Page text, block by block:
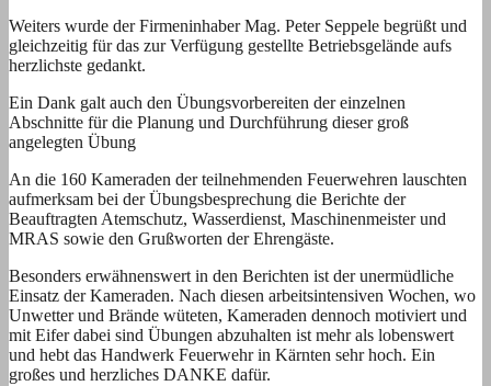
Weiters wurde der Firmeninhaber Mag. Peter Seppele begrüßt und
gleichzeitig für das zur Verfügung gestellte Betriebsgelände aufs
herzlichste gedankt.
Ein Dank galt auch den Übungsvorbereiten der einzelnen
Abschnitte für die Planung und Durchführung dieser groß
angelegten Übung
An die 160 Kameraden der teilnehmenden Feuerwehren lauschten
aufmerksam bei der Übungsbesprechung die Berichte der
Beauftragten Atemschutz, Wasserdienst, Maschinenmeister und
MRAS sowie den Grußworten der Ehrengäste.
Besonders erwähnenswert in den Berichten ist der unermüdliche
Einsatz der Kameraden. Nach diesen arbeitsintensiven Wochen, wo
Unwetter und Brände wüteten, Kameraden dennoch motiviert und
mit Eifer dabei sind Übungen abzuhalten ist mehr als lobenswert
und hebt das Handwerk Feuerwehr in Kärnten sehr hoch. Ein
großes und herzliches DANKE dafür.